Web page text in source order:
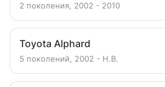
2 поколения, 2002 - 2010
Toyota Alphard
5 поколений, 2002 - Н.В.